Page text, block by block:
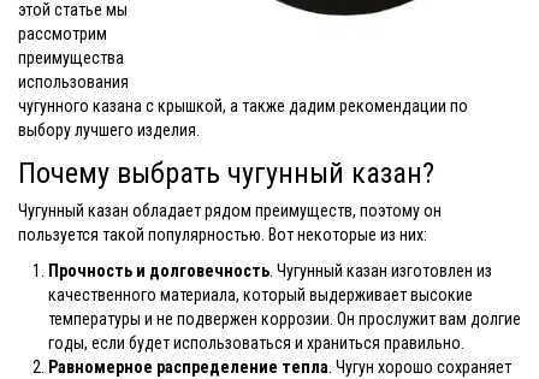
этой статье мы
рассмотрим
преимущества
использования
чугунного казана с крышкой, а также дадим рекомендации по
выбору лучшего изделия.
Почему выбрать чугунный казан?
Чугунный казан обладает рядом преимуществ, поэтому он
пользуется такой популярностью. Вот некоторые из них:
Прочность и долговечность. Чугунный казан изготовлен из
качественного материала, который выдерживает высокие
температуры и не подвержен коррозии. Он прослужит вам долгие
годы, если будет использоваться и храниться правильно.
Равномерное распределение тепла. Чугун хорошо сохраняет